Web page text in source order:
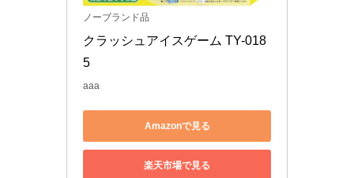
ノーブランド品
クラッシュアイスゲーム TY-018
5
aaa
Amazonで見る
楽天市場で見る